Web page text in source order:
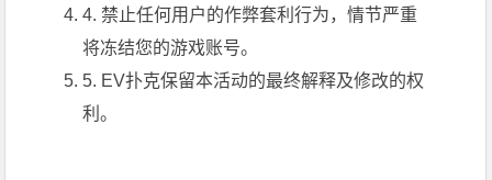
4. 禁止任何用户的作弊套利行为，情节严重
将冻结您的游戏账号。
5. EV扑克保留本活动的最终解释及修改的权
利。